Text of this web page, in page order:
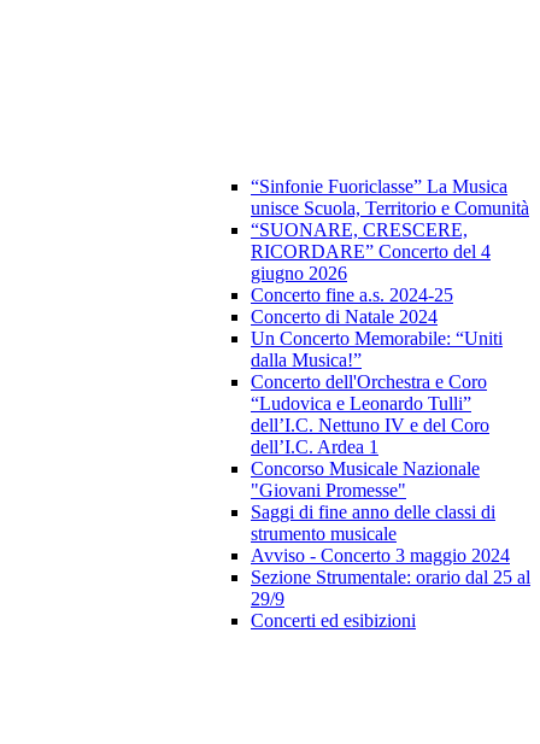
“Sinfonie Fuoriclasse” La Musica
unisce Scuola, Territorio e Comunità
“SUONARE, CRESCERE,
RICORDARE” Concerto del 4
giugno 2026
Concerto fine a.s. 2024-25
Concerto di Natale 2024
Un Concerto Memorabile: “Uniti
dalla Musica!”
Concerto dell'Orchestra e Coro
“Ludovica e Leonardo Tulli”
dell’I.C. Nettuno IV e del Coro
dell’I.C. Ardea 1
Concorso Musicale Nazionale
"Giovani Promesse"
Saggi di fine anno delle classi di
strumento musicale
Avviso - Concerto 3 maggio 2024
Sezione Strumentale: orario dal 25 al
29/9
Concerti ed esibizioni